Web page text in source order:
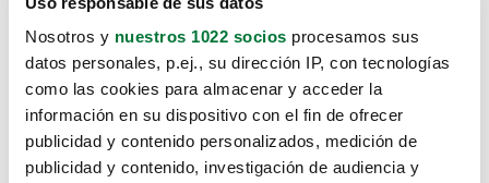
Nosotros y nuestros 1022 socios procesamos sus
datos personales, p.ej., su dirección IP, con tecnologías
como las cookies para almacenar y acceder la
información en su dispositivo con el fin de ofrecer
publicidad y contenido personalizados, medición de
publicidad y contenido, investigación de audiencia y
Lo sentimos, no sabemos como
te hemos traido hasta aquí.